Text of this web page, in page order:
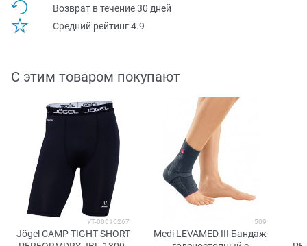
Возврат в течение 30 дней
Средний рейтинг 4.9
С этим товаром покупают
УТ-00016267
Jögel CAMP TIGHT SHORT
509
Medi LEVAMED III Бандаж